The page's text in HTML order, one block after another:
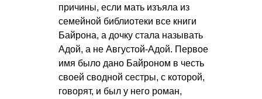
причины, если мать изъяла из
семейной библиотеки все книги
Байрона, а дочку стала называть
Адой, а не Августой-Адой. Первое
имя было дано Байроном в честь
своей сводной сестры, с которой,
говорят, и был у него роман,